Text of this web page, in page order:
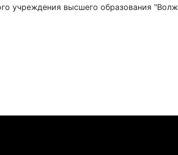
учреждения высшего образования